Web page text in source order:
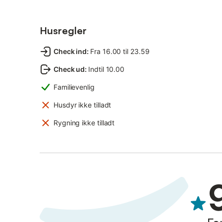
Husregler
Check ind: Fra 16.00 til 23.59
Check ud: Indtil 10.00
Familievenlig
Husdyr ikke tilladt
Rygning ikke tilladt